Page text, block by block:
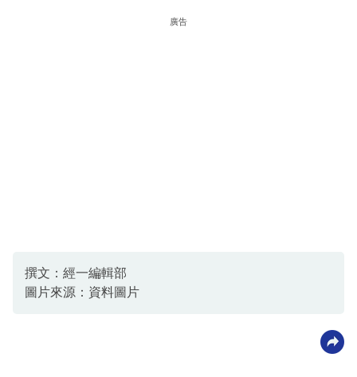
廣告
撰文：經一編輯部
圖片來源：資料圖片